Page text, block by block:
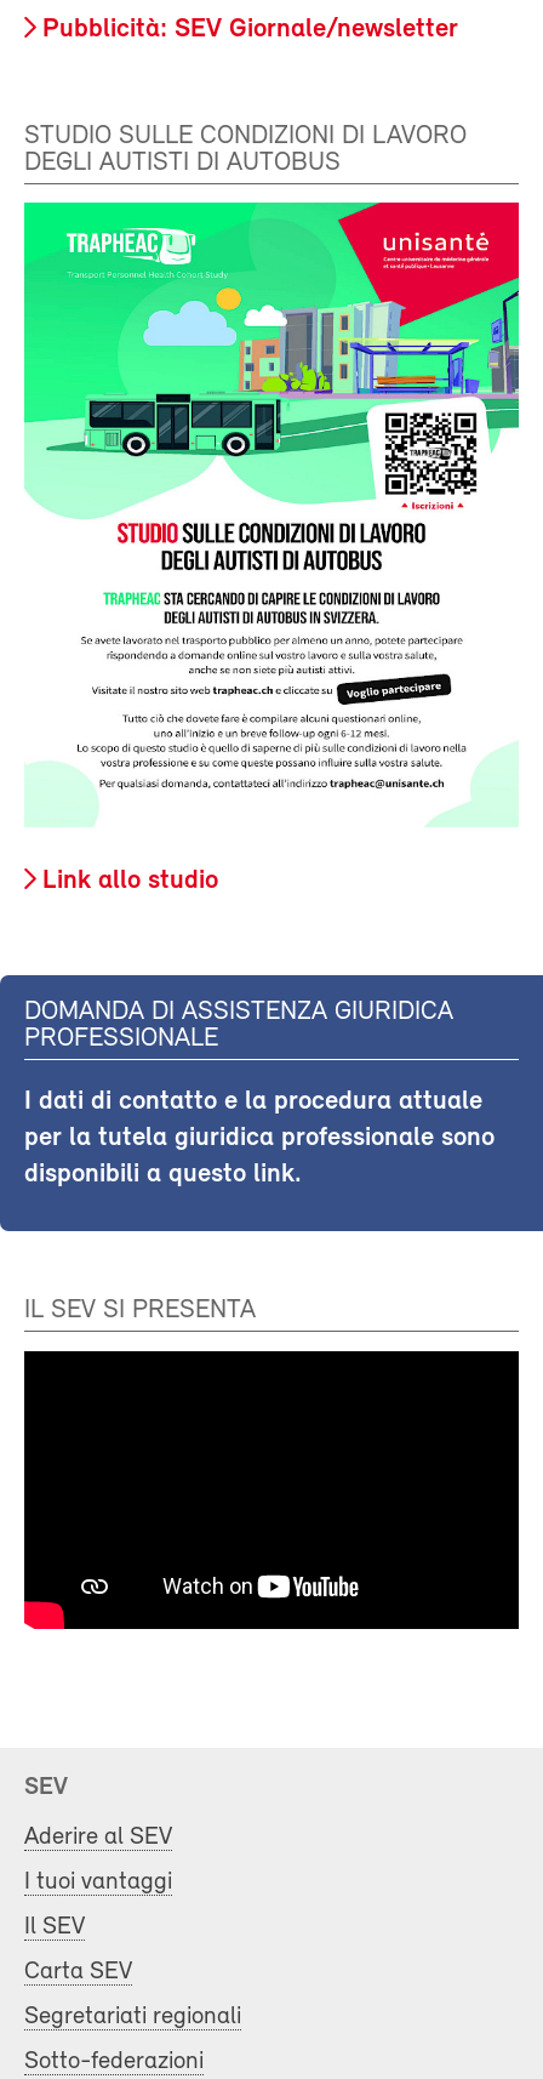
Pubblicità: SEV Giornale/newsletter
STUDIO SULLE CONDIZIONI DI LAVORO
DEGLI AUTISTI DI AUTOBUS
Link allo studio
DOMANDA DI ASSISTENZA GIURIDICA
PROFESSIONALE
I dati di contatto e la procedura attuale
per la tutela giuridica professionale sono
disponibili a questo link.
IL SEV SI PRESENTA
SEV
Aderire al SEV
I tuoi vantaggi
Il SEV
Carta SEV
Segretariati regionali
Sotto-federazioni